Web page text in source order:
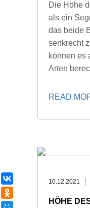
Die Höhe
als ein
das beide
senkrecht
können es
Arten
READ
10.12.2021
HÖHE
ВКонтакте